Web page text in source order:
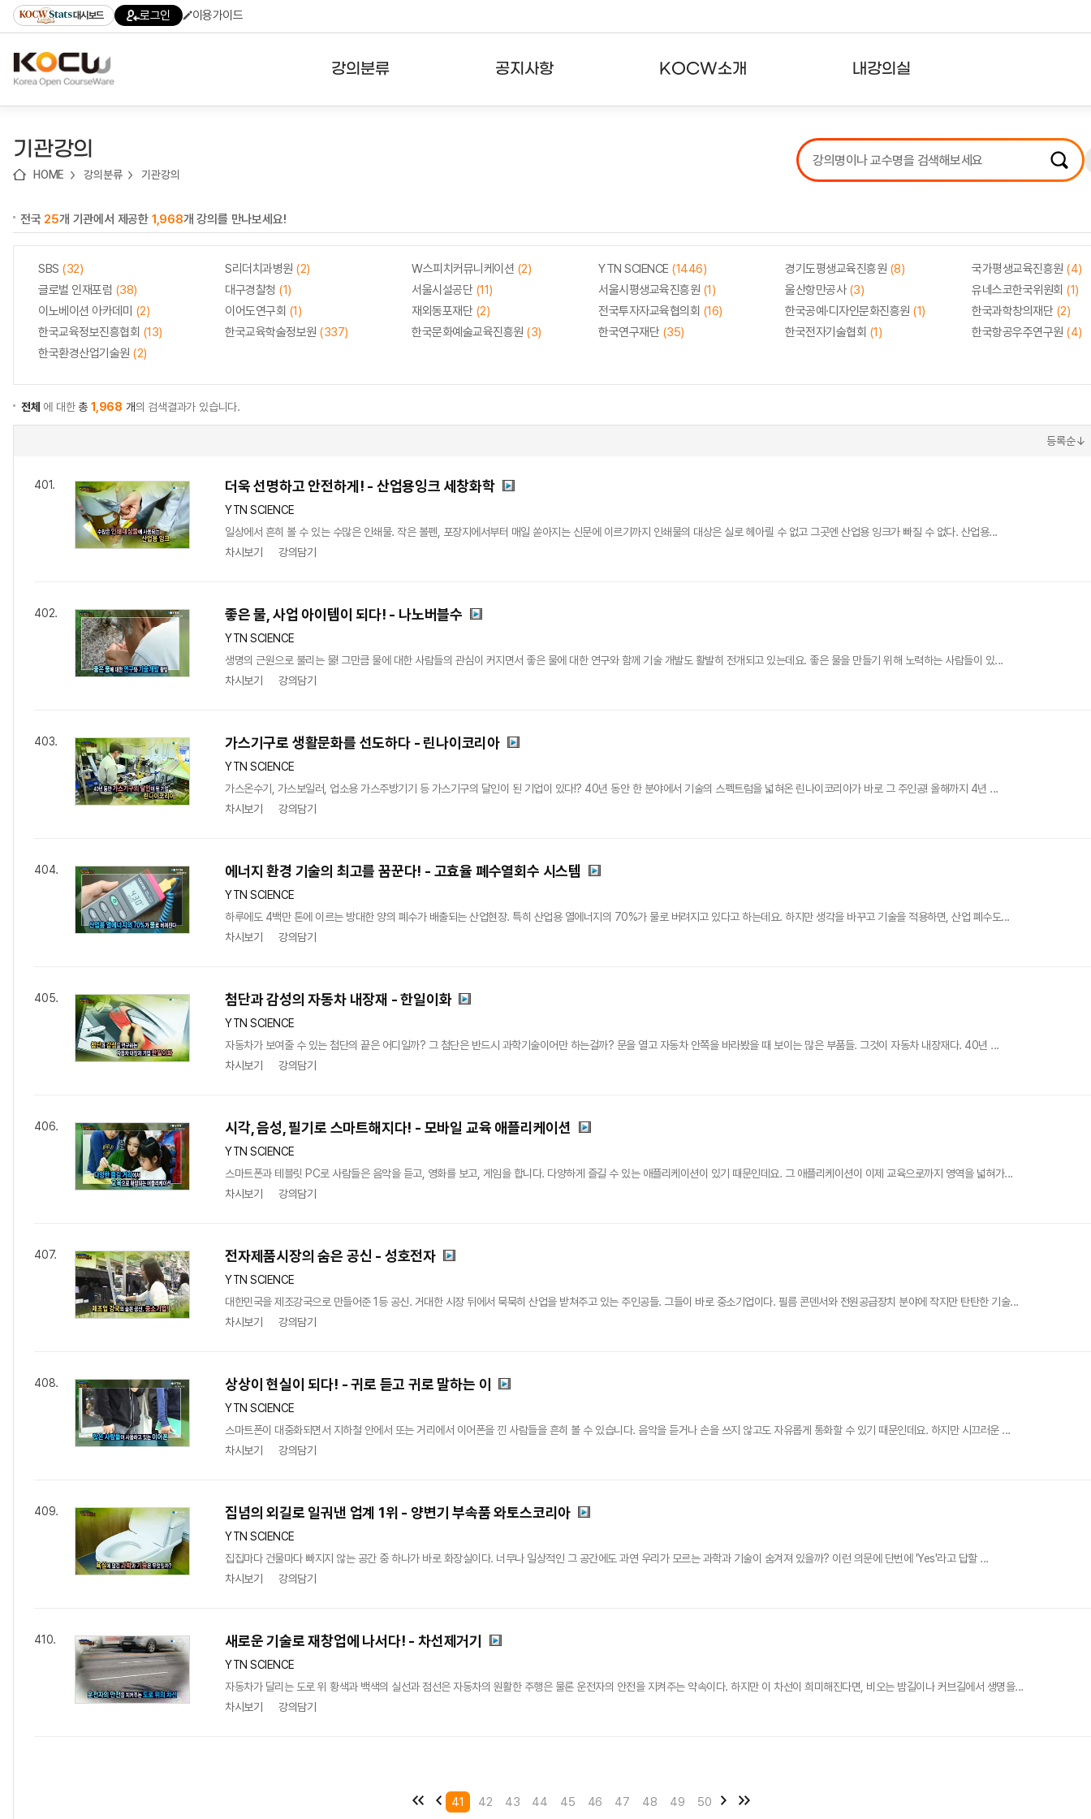
기
기
기
content)
가
대시보드 로그인 이용가이드
강의분류 공지사항 KOCW소개 내강의실
강의리스트
수강확인증강의
기관강의
HOME 강의분류 기관강의
전국 25개 기관에서 제공한 1,968개 강의를 만나보세요!
SBS (32) S리더치과병원 (2) W스피치커뮤니케이션 (2) YTN SCIENCE (1446) 경기도평생교육진흥원 (8) 국가평생교육진흥원 (4)
글로벌 인재포럼 (38) 대구경찰청 (1) 서울시설공단 (11) 서울시평생교육진흥원 (1) 울산항만공사 (3) 유네스코한국위원회 (1)
이노베이션 아카데미 (2) 이어도연구회 (1) 재외동포재단 (2) 전국투자자교육협의회 (16) 한국공예·디자인문화진흥원 (1) 한국과학창의재단 (2)
한국교육정보진흥협회 (13) 한국교육학술정보원 (337) 한국문화예술교육진흥원 (3) 한국연구재단 (35) 한국전자기술협회 (1) 한국항공우주연구원 (4)
한국환경산업기술원 (2)
전체 에 대한총1,968 개의 검색결과가 있습니다.
등록순↓
401. 더욱 선명하고 안전하게! - 산업용잉크 세창화학
YTN SCIENCE
일상에서 흔히 볼 수 있는 수많은 인쇄물. 작은 볼펜, 포장지에서부터 매일 쏟아지는 신문에 이르기까지 인쇄물의 대상은 실로 헤아릴 수 없고 그곳엔 산업용 잉크가 빠질 수 없다. 산업용...
차시보기
강의담기
402. 좋은 물, 사업 아이템이 되다! - 나노버블수
YTN SCIENCE
생명의 근원으로 불리는 물! 그만큼 물에 대한 사람들의 관심이 커지면서 좋은 물에 대한 연구와 함께 기술 개발도 활발히 전개되고 있는데요. 좋은 물을 만들기 위해 노력하는 사람들이 있...
차시보기
강의담기
403. 가스기구로 생활문화를 선도하다 - 린나이코리아
YTN SCIENCE
가스온수기, 가스보일러, 업소용 가스주방기기 등 가스기구의 달인이 된 기업이 있다!? 40년 동안 한 분야에서 기술의 스펙트럼을 넓혀온 린나이코리아가 바로 그 주인공! 올해까지 4년 ...
차시보기
강의담기
404. 에너지 환경 기술의 최고를 꿈꾼다! - 고효율 폐수열회수 시스템
YTN SCIENCE
하루에도 4백만 톤에 이르는 방대한 양의 폐수가 배출되는 산업현장. 특히 산업용 열에너지의 70%가 물로 버려지고 있다고 하는데요. 하지만 생각을 바꾸고 기술을 적용하면, 산업 폐수도...
차시보기
강의담기
405. 첨단과 감성의 자동차 내장재 - 한일이화
YTN SCIENCE
자동차가 보여줄 수 있는 첨단의 끝은 어디일까? 그 첨단은 반드시 과학기술이어만 하는걸까? 문을 열고 자동차 안쪽을 바라봤을 때 보이는 많은 부품들. 그것이 자동차 내장재다. 40년 ...
차시보기
강의담기
406. 시각, 음성, 필기로 스마트해지다! - 모바일 교육 애플리케이션
YTN SCIENCE
스마트폰과 테블릿 PC로 사람들은 음악을 듣고, 영화를 보고, 게임을 합니다. 다양하게 즐길 수 있는 애플리케이션이 있기 때문인데요. 그 애플리케이션이 이제 교육으로까지 영역을 넓혀가...
차시보기
강의담기
407. 전자제품시장의 숨은 공신 - 성호전자
YTN SCIENCE
대한민국을 제조강국으로 만들어준 1등 공신. 거대한 시장 뒤에서 묵묵히 산업을 받쳐주고 있는 주인공들. 그들이 바로 중소기업이다. 필름 콘덴서와 전원공급장치 분야에 작지만 탄탄한 기술...
차시보기
강의담기
408. 상상이 현실이 되다! - 귀로 듣고 귀로 말하는 이
YTN SCIENCE
스마트폰이 대중화되면서 지하철 안에서 또는 거리에서 이어폰을 낀 사람들을 흔히 볼 수 있습니다. 음악을 듣거나 손을 쓰지 않고도 자유롭게 통화할 수 있기 때문인데요. 하지만 시끄러운 ...
차시보기
강의담기
409. 집념의 외길로 일궈낸 업계 1위 - 양변기 부속품 와토스코리아
YTN SCIENCE
집집마다 건물마다 빠지지 않는 공간 중 하나가 바로 화장실이다. 너무나 일상적인 그 공간에도 과연 우리가 모르는 과학과 기술이 숨겨져 있을까? 이런 의문에 단번에 'Yes'라고 답할 ...
차시보기
강의담기
410. 새로운 기술로 재창업에 나서다! - 차선제거기
YTN SCIENCE
자동차가 달리는 도로 위 황색과 백색의 실선과 점선은 자동차의 원활한 주행은 물론 운전자의 안전을 지켜주는 약속이다. 하지만 이 차선이 희미해진다면, 비오는 밤길이나 커브길에서 생명을...
차시보기
강의담기
41 42 43 44 45 46 47 48 49 50